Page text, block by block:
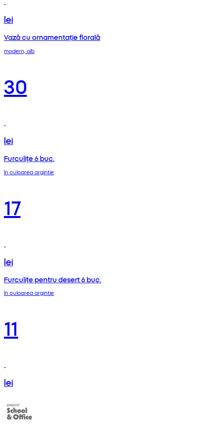
lei
Vază cu ornamentație florală
modern, alb
30
lei
Furculițe 6 buc.
în culoarea argintie
17
lei
Furculițe pentru desert 6 buc.
în culoarea argintie
11
lei